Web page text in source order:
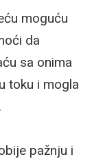
moguću
da
sa onima
toku i mogla
pažnju i